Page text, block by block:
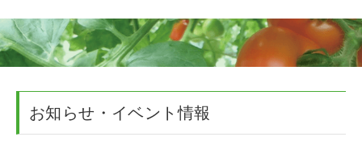
お知らせ・イベント情報